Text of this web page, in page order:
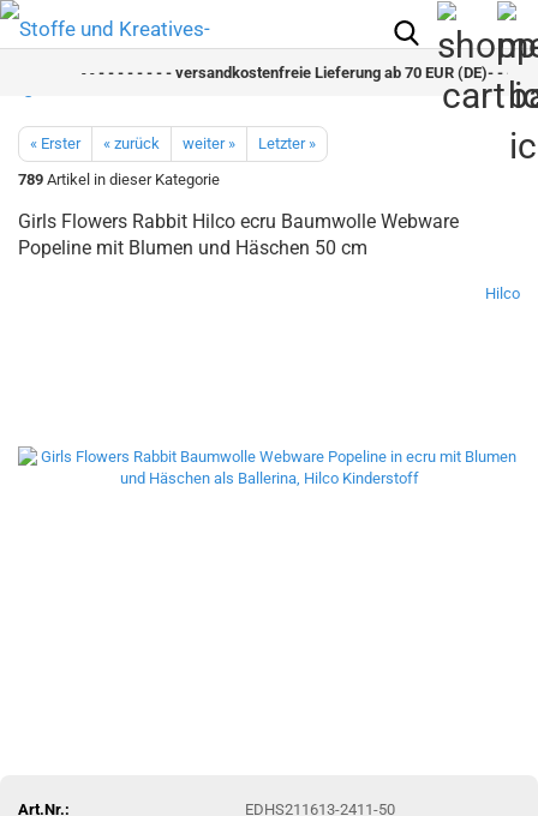
- - - - - - - - versandkostenfreie Lieferung ab 70 EUR (DE)- - - - -
« Erster « zurück weiter »
Letzter »
789 Artikel in dieser Kategorie
Girls Flowers Rabbit Hilco ecru Baumwolle Webware
Popeline mit Blumen und Häschen 50 cm
Hilco
Art.Nr.:
EDHS211613-2411-50